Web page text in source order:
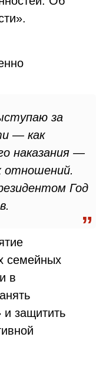
за
— как
наказания —
отношений.
Год
семейных
в
и защитить